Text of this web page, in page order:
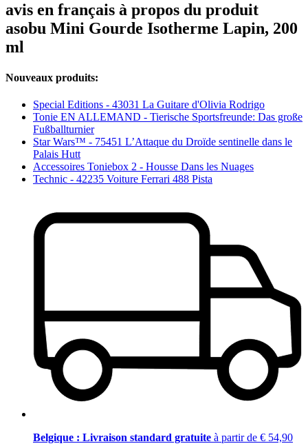
avis en français à propos du produit
asobu Mini Gourde Isotherme Lapin, 200
ml
Nouveaux produits:
Special Editions - 43031 La Guitare d'Olivia Rodrigo
Tonie EN ALLEMAND - Tierische Sportsfreunde: Das große
Fußballturnier
Star Wars™ - 75451 L’Attaque du Droïde sentinelle dans le
Palais Hutt
Accessoires Toniebox 2 - Housse Dans les Nuages
Technic - 42235 Voiture Ferrari 488 Pista
Belgique : Livraison standard gratuite à partir de € 54,90